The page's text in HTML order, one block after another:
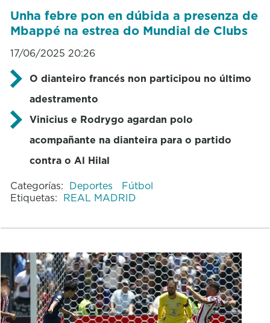
Unha febre pon en dúbida a presenza de
Mbappé na estrea do Mundial de Clubs
17/06/2025 20:26
O dianteiro francés non participou no último
adestramento
Vinicius e Rodrygo agardan polo
acompañante na dianteira para o partido
contra o Al Hilal
Categorías: Deportes
Fútbol
Etiquetas: REAL MADRID